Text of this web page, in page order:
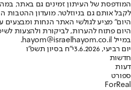
המודפסת של העיתון זמינים גם באתר,
לקבל אותם גם בניוזלטר. מועדון ההטבות
היום" מציע לגולשי האתר הנחות ומבצעים
היום פתוח להערות, לביקורת ולהצעות
במייל hayom@israelhayom.co.il.
יום רביעי, 3.6.2026
י"ח בסיון תשפ"ו
חדשות
דעות
ספורט
ForReal